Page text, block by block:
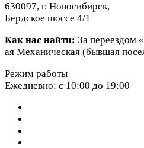
630097, г. Новосибирск,
Бердское шоссе 4/1
Как нас найти: За переездом
ая Механическая (бывшая
Режим работы
Ежедневно: с 10:00 до 19:00